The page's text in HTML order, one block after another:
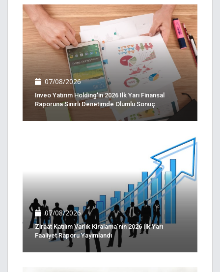
07/08/2026
Inveo Yatırım Holding'in 2026 Ilk Yarı Finansal
Raporuna Sınırlı Denetimde Olumlu Sonuç
07/08/2026
Ziraat Katılım Varlık Kiralama'nın 2026 Ilk Yarı
Faaliyet Raporu Yayımlandı